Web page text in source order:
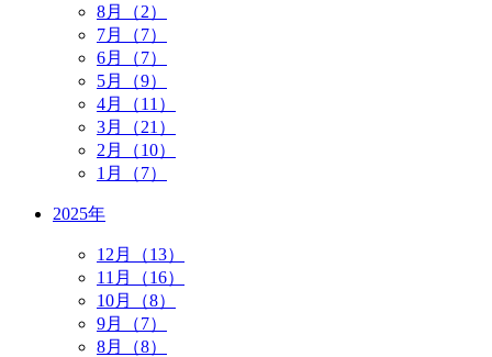
8月（2）
7月（7）
6月（7）
5月（9）
4月（11）
3月（21）
2月（10）
1月（7）
2025年
12月（13）
11月（16）
10月（8）
9月（7）
8月（8）